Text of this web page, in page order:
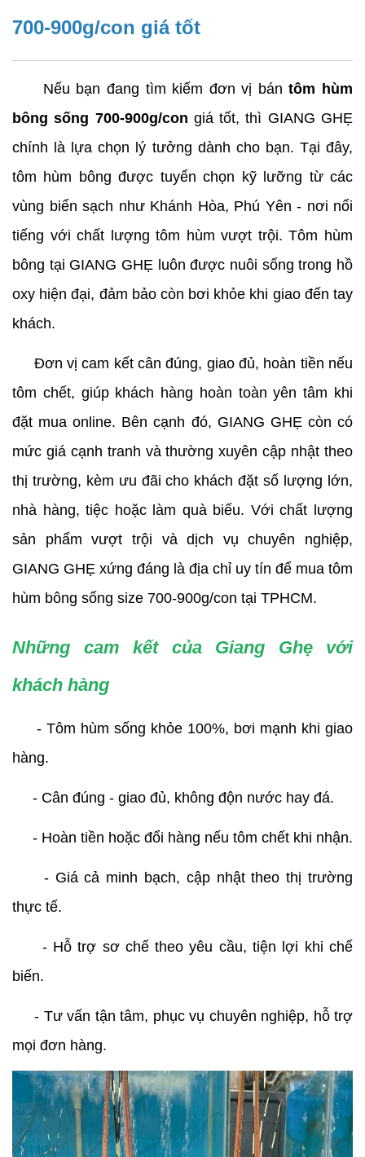
700-900g/con giá tốt
Nếu bạn đang tìm kiếm đơn vị bán tôm hùm
bông sống 700-900g/con giá tốt, thì GIANG GHẸ
chính là lựa chọn lý tưởng dành cho bạn. Tại đây,
tôm hùm bông được tuyển chọn kỹ lưỡng từ các
vùng biển sạch như Khánh Hòa, Phú Yên - nơi nổi
tiếng với chất lượng tôm hùm vượt trội. Tôm hùm
bông tại GIANG GHẸ luôn được nuôi sống trong hồ
oxy hiện đại, đảm bảo còn bơi khỏe khi giao đến tay
khách.
Đơn vị cam kết cân đúng, giao đủ, hoàn tiền nếu
tôm chết, giúp khách hàng hoàn toàn yên tâm khi
đặt mua online. Bên cạnh đó, GIANG GHẸ còn có
mức giá cạnh tranh và thường xuyên cập nhật theo
thị trường, kèm ưu đãi cho khách đặt số lượng lớn,
nhà hàng, tiệc hoặc làm quà biếu. Với chất lượng
sản phẩm vượt trội và dịch vụ chuyên nghiệp,
GIANG GHẸ xứng đáng là địa chỉ uy tín để mua tôm
hùm bông sống size 700-900g/con tại TPHCM.
Những cam kết của Giang Ghẹ với
khách hàng
- Tôm hùm sống khỏe 100%, bơi mạnh khi giao
hàng.
- Cân đúng - giao đủ, không độn nước hay đá.
- Hoàn tiền hoặc đổi hàng nếu tôm chết khi nhận.
- Giá cả minh bạch, cập nhật theo thị trường
thực tế.
- Hỗ trợ sơ chế theo yêu cầu, tiện lợi khi chế
biến.
- Tư vấn tận tâm, phục vụ chuyên nghiệp, hỗ trợ
mọi đơn hàng.